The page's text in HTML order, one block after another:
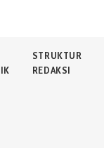
STRUKTUR
REDAKSI